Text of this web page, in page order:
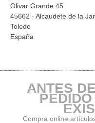
Olivar Grande 45
45662 - Alcaudete de la
Toledo
España
ANTES
Compra online